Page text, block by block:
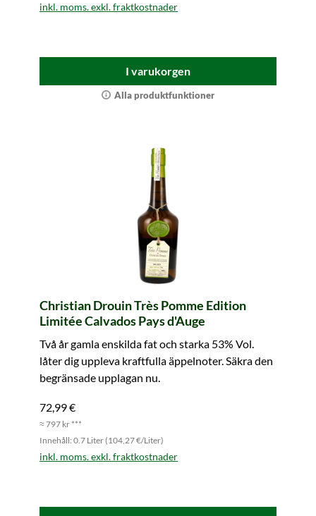
inkl. moms. exkl. fraktkostnader
I varukorgen
Alla produktfunktioner
Christian Drouin Très Pomme Edition
Limitée Calvados Pays d'Auge
Två år gamla enskilda fat och starka 53% Vol.
låter dig uppleva kraftfulla äppelnoter. Säkra den
begränsade upplagan nu.
72,99 €
≈ 797 kr ***
Innehåll: 0.7 Liter (104,27 €/Liter)
inkl. moms. exkl. fraktkostnader